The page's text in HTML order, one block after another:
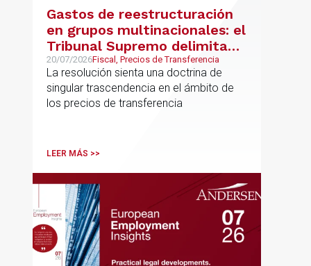
Gastos de reestructuración
en grupos multinacionales: el
Tribunal Supremo delimita
con precisión los límites de la
normativa de precios de
transferencia y fija doctrina
sobre su inaplicabilidad a
20/07/2026Fiscal, Precios de Transferencia
La resolución sienta una doctrina de
singular trascendencia en el ámbito de
los precios de transferencia
LEER MÁS >>